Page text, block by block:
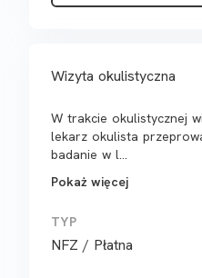
Wizyta okulistyczna
W trakcie okulistycznej
lekarz okulista
badanie w l...
Pokaż więcej
TYP
NFZ / Płatna